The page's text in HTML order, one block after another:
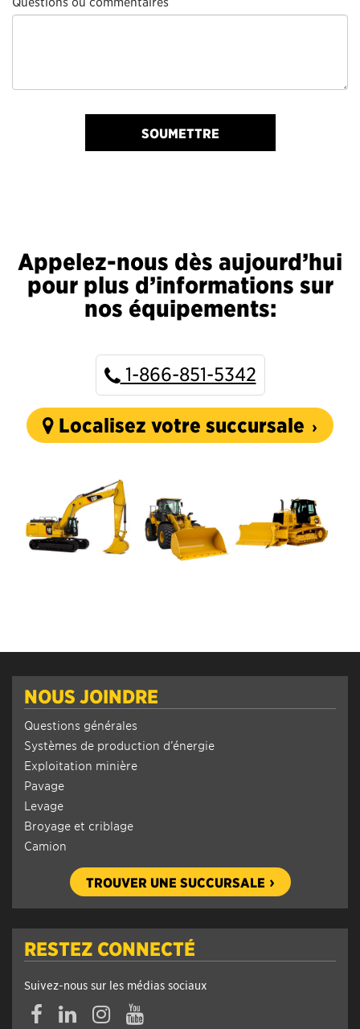
SOUMETTRE
Appelez-nous dès aujourd’hui
pour plus d’informations sur
nos équipements:
1-866-851-5342
Localisez votre succursale
NOUS JOINDRE
Questions générales
Systèmes de production d’énergie
Exploitation minière
Pavage
Levage
Broyage et criblage
Camion
TROUVER UNE SUCCURSALE
RESTEZ CONNECTÉ
Suivez-nous sur les médias sociaux